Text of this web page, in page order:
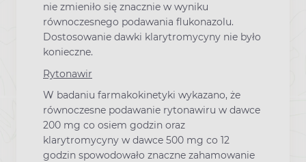
nie zmieniło się znacznie w wyniku
równoczesnego podawania flukonazolu.
Dostosowanie dawki klarytromycyny nie było
konieczne.
Rytonawir
W badaniu farmakokinetyki wykazano, że
równoczesne podawanie rytonawiru w dawce
200 mg co osiem godzin oraz
klarytromycyny w dawce 500 mg co 12
godzin spowodowało znaczne zahamowanie